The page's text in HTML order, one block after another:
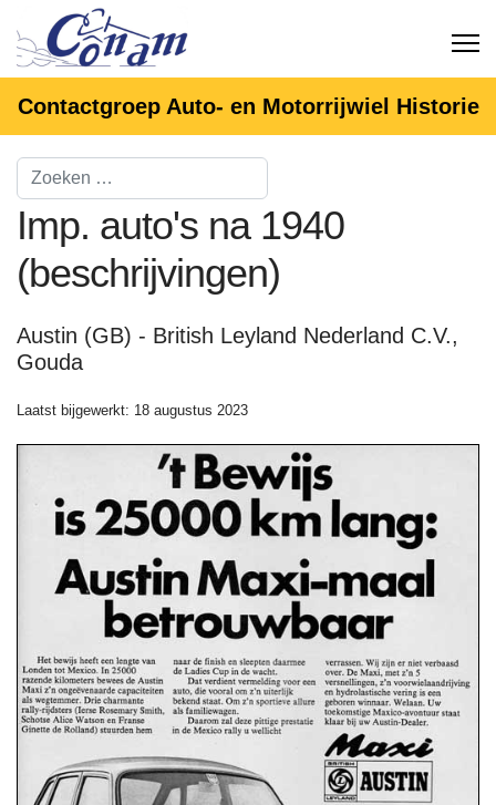
Contactgroep Auto- en Motorrijwiel Historie
Imp. auto's na 1940
(beschrijvingen)
Austin (GB) - British Leyland Nederland C.V.,
Gouda
Laatst bijgewerkt: 18 augustus 2023